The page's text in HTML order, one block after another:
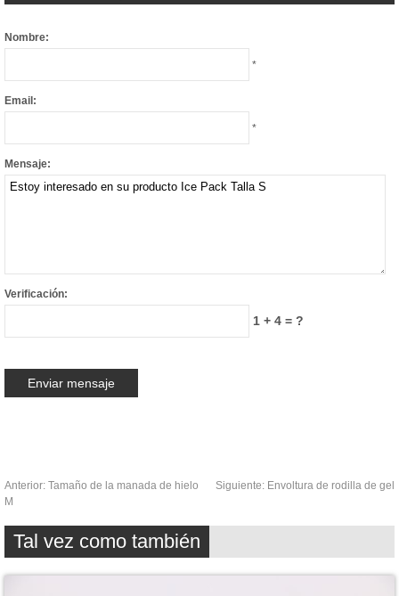
Nombre:
*
Email:
*
Mensaje:
Verificación:
1 + 4 = ?
Anterior: Tamaño de la manada de hielo
M
Siguiente: Envoltura de rodilla de gel
Tal vez como también